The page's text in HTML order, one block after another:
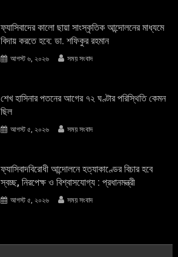
ফ্যাসিবাদের কালো ছায়া সাংস্কৃতিক আন্দােলনের মাধ্যমে
বিদায় করতে হবে: ডা. শফিকুর রহমান
আগস্ট ৬, ২০২৬ সময় সংবাদ
শেখ হাসিনার পতনের আগের ৭২ ঘণ্টার পরিস্থিতি কেমন
ছিল
আগস্ট ৫, ২০২৬ সময় সংবাদ
ফ্যাসিবাদবিরোধী আন্দোলনে হত্যাকাণ্ডের বিচার হবে
স্বচ্ছ, নিরপেক্ষ ও বিশ্বাসযোগ্য : প্রধানমন্ত্রী
আগস্ট ৫, ২০২৬ সময় সংবাদ